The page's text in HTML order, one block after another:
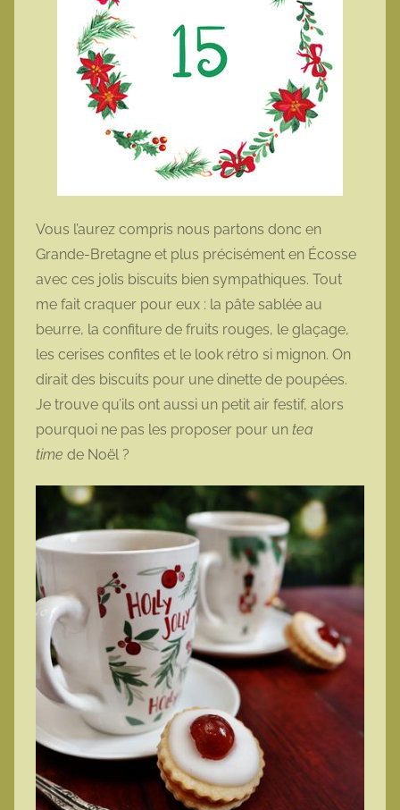
Vous l’aurez compris nous partons donc en
Grande-Bretagne et plus précisément en Écosse
avec ces jolis biscuits bien sympathiques. Tout
me fait craquer pour eux : la pâte sablée au
beurre, la confiture de fruits rouges, le glaçage,
les cerises confites et le look rétro si mignon. On
dirait des biscuits pour une dinette de poupées.
Je trouve qu’ils ont aussi un petit air festif, alors
pourquoi ne pas les proposer pour un tea
time de Noël ?